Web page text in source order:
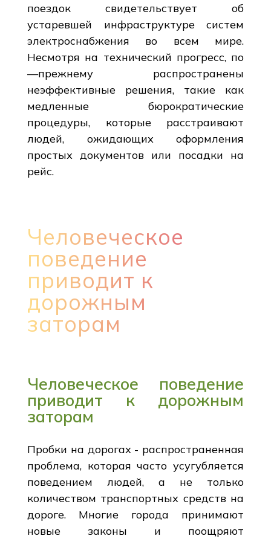
поездок свидетельствует об
устаревшей инфраструктуре систем
электроснабжения во всем мире.
Несмотря на технический прогресс, по
—прежнему распространены
неэффективные решения, такие как
медленные бюрократические
процедуры, которые расстраивают
людей, ожидающих оформления
простых документов или посадки на
рейс.
Человеческое
поведение
приводит к
дорожным
заторам
Человеческое поведение
приводит к дорожным
заторам
Пробки на дорогах - распространенная
проблема, которая часто усугубляется
поведением людей, а не только
количеством транспортных средств на
дороге. Многие города принимают
новые законы и поощряют